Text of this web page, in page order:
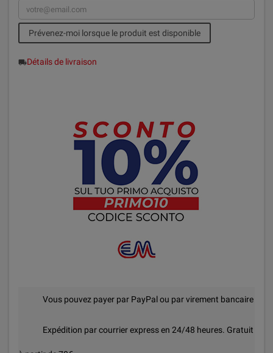
Prévenez-moi lorsque le produit est disponible
local_shippingDétails de livraison
Vous pouvez payer par PayPal ou par virement bancaire
Expédition par courrier express en 24/48 heures. Gratuit